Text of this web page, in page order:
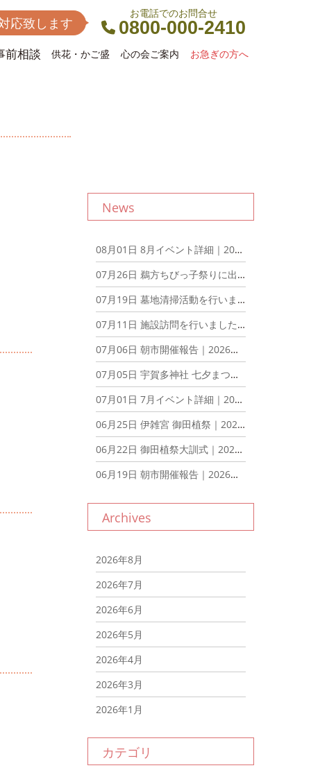
応致します
お電話でのお問合せ
0800-000-2410
前相談 供花・かご盛 心の会ご案内 お急ぎの方へ
News
08月01日 8月イベント詳細｜2026年8月1日
07月26日 鵜方ちびっ子祭りに出店しました｜2026年7月26日
07月19日 墓地清掃活動を行いました｜2026年7月19日
07月11日 施設訪問を行いました！｜2026年7月11日
07月06日 朝市開催報告｜2026年7月6日
07月05日 宇賀多神社 七夕まつり ブース出展報告｜2026年7月5日
07月01日 7月イベント詳細｜2026年7月1日
06月25日 伊雑宮 御田植祭｜2026年6月25日
06月22日 御田植祭大訓式｜2026年6月22日
06月19日 朝市開催報告｜2026年6月19日
Archives
2026年8月
2026年7月
2026年6月
2026年5月
2026年4月
2026年3月
2026年1月
2025年12月
2025年11月
カテゴリ